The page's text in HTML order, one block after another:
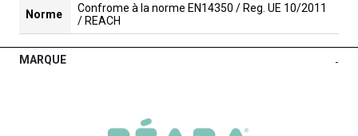
Norme
Confrome à la norme EN14350 / Reg. UE 10/2011
/ REACH
MARQUE -